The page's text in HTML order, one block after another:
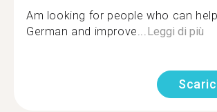
Am looking for people who can
German and improve...Leggi di più